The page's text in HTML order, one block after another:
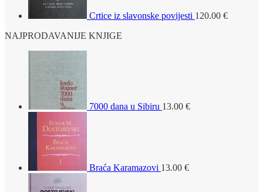
Crtice iz slavonske povijesti 120.00 €
NAJPRODAVANIJE KNJIGE
7000 dana u Sibiru 13.00 €
Braća Karamazovi 13.00 €